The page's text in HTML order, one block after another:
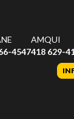
4547
AMQUI
418 629-